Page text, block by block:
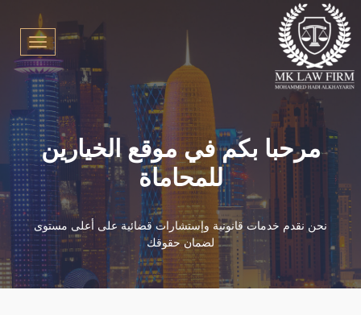
Toggle
مرحبا بكم في موقع الخيارين
للمحاماة
نحن نقدم خدمات قانونية وإستشارات قضائية على أعلى مستوى
لضمان حقوقك